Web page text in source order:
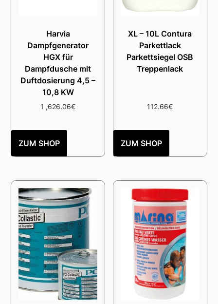
Harvia
Dampfgenerator
HGX für
Dampfdusche mit
Duftdosierung 4,5 –
10,8 KW
1 ,626.06€
ZUM SHOP
XL – 10L Contura
Parkettlack
Parkettsiegel OSB
Treppenlack
112.66€
ZUM SHOP